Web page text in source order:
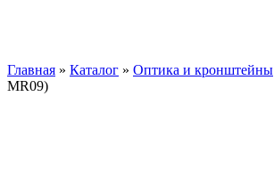
Главная » Каталог » Оптика и кронштейны
MR09)